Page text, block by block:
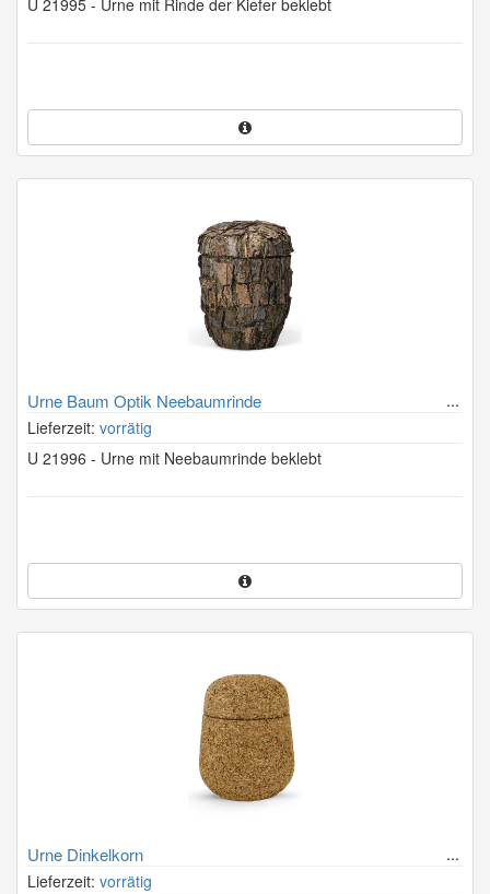
U 21995 - Urne mit Rinde der Kiefer beklebt
Urne Baum Optik Neebaumrinde
Lieferzeit: vorrätig
U 21996 - Urne mit Neebaumrinde beklebt
Urne Dinkelkorn
Lieferzeit: vorrätig